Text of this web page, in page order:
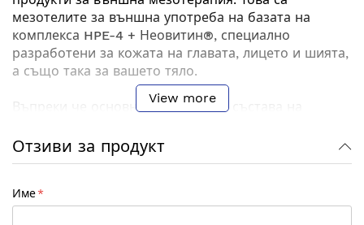
мезотелите за външна употреба на базата на
комплекса HPE-4 + Неовитин®, специално
разработени за кожата на главата, лицето и шията,
а също така за вашето тяло.
Въпреки че основният елемент в състава на
момент не бихме могли да го определим като
самостоятелен. Поради тази причина, с цел
количество звена, отнасящи се до
View more
Отзиви за продукт
Име